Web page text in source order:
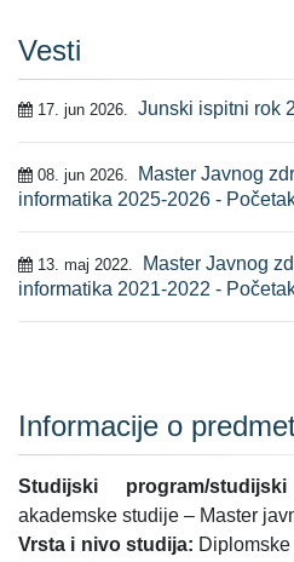
Vesti
17. jun 2026. Junski ispitni rok
08. jun 2026.
Master Javnog
informatika 2025-2026 -
13. maj 2022.
Master Javnog
informatika 2021-2022 -
Informacije o
Studijski program/
akademske studije – Master
Vrsta i nivo studija: